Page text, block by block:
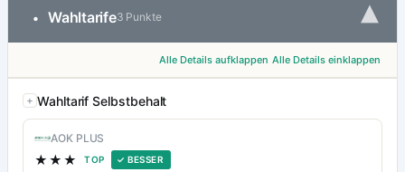
• Wahltarife3 Punkte ▾
Alle Details aufklappen Alle Details einklappen
Wahltarif Selbstbehalt
AOK PLUS
★★★ TOP ✓ BESSER